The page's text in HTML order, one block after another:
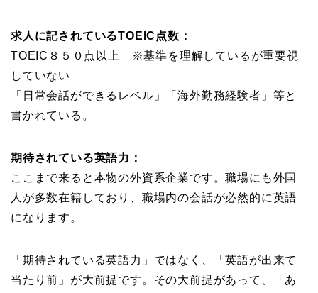
求人に記されているTOEIC点数：
TOEIC８５０点以上 ※基準を理解しているが重要視
していない
「日常会話ができるレベル」「海外勤務経験者」等と
書かれている。
期待されている英語力：
ここまで来ると本物の外資系企業です。職場にも外国
人が多数在籍しており、職場内の会話が必然的に英語
になります。
「期待されている英語力」ではなく、「英語が出来て
当たり前」が大前提です。その大前提があって、「あ